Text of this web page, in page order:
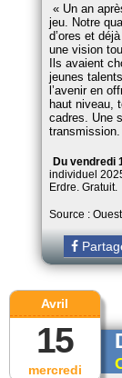
Un an
jeu. Notre
d’ores et
une vision
Ils avaient
jeunes
l’avenir en
haut niveau,
cadres. Une
Du vendredi
individuel
Erdre. Gratuit.
Source :
mercredi
Avril
15